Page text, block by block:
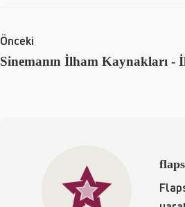
Önceki
Sinemanın İlham Kaynakları -